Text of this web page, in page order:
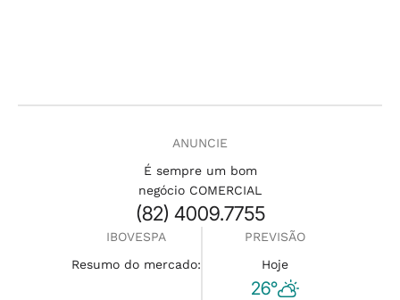
ANUNCIE
É sempre um bom
negócio COMERCIAL
(82) 4009.7755
IBOVESPA
Resumo do mercado:
PREVISÃO
Hoje
26°